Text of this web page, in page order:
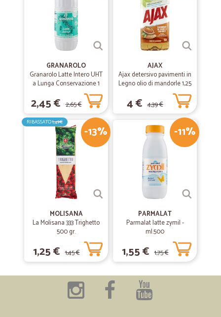
GRANAROLO
Granarolo Latte Intero UHT
a Lunga Conservazione 1
2,45 € 2,65 €
AJAX
Ajax detersivo pavimenti in
Legno olio di mandorle 1,25
4 € 4,39 €
-13%
RIBASSATO1,49€
MOLISANA
La Molisana 333 Trighetto
500 gr.
1,25 € 1,45 €
-11%
PARMALAT
Parmalat latte zymil -
ml.500
1,55 € 1,75 €